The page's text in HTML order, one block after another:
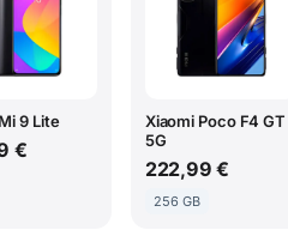
9 Lite
€
Xiaomi Poco F4 GT
5G
222,99 €
256 GB